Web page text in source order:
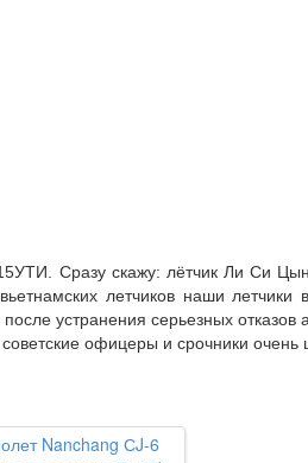
Сразу скажу: лётчик Ли Си
летчиков наши летчики
устранения серьезных отказов
офицеры и срочники очень